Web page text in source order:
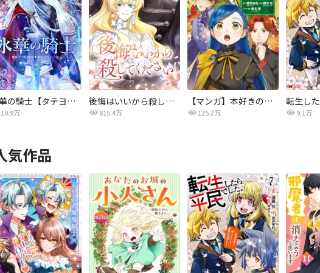
氷華の騎士【タテヨミ】
10.9万
後悔はいいから殺してください
815.4万
【マンガ】本好きの下剋上 第四部
125.2万 9.1万
気作品